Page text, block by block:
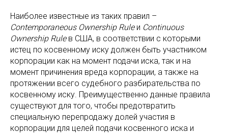
Наиболее известные из таких правил –
Contemporaneous Ownership Ruleи Continuous
Ownership Rule в США, в соответствии с которыми
истец по косвенному иску должен быть участником
корпорации как на момент подачи иска, так и на
момент причинения вреда корпорации, а также на
протяжении всего судебного разбирательства по
косвенному иску. Преимущественно данные правила
существуют для того, чтобы предотвратить
специальную перепродажу долей участия в
корпорации для целей подачи косвенного иска и